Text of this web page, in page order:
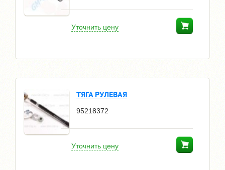
Уточнить цену
ТЯГА РУЛЕВАЯ
95218372
Уточнить цену